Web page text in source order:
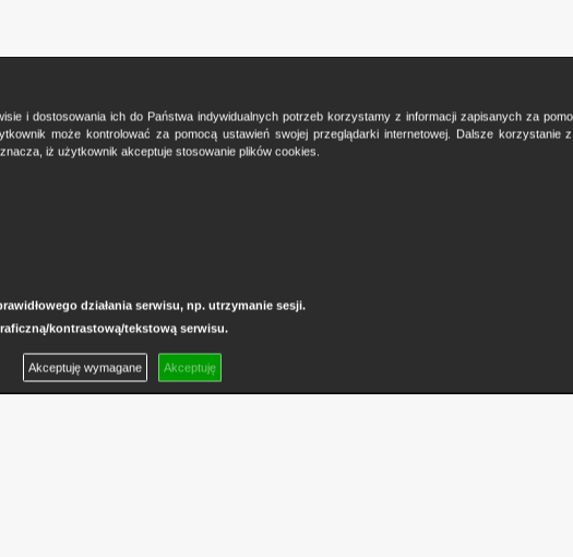
i dostosowania ich do Państwa indywidualnych potrzeb korzystamy z informacji zapisanych za
może kontrolować za pomocą ustawień swojej przeglądarki internetowej. Dalsze korzystanie
iż użytkownik akceptuje stosowanie plików cookies.
działania serwisu, np. utrzymanie sesji.
kontrastową/tekstową serwisu.
Akceptuję wymagane Akceptuję